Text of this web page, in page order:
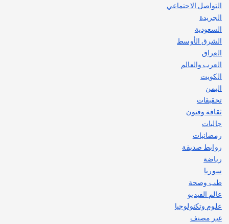
التواصل الاجتماعي
الجريدة
السعودية
الشرق الأوسط
العراق
العرب والعالم
الكويت
اليمن
تحقيقات
ثقافة وفنون
جاليات
رمضانيات
روابط صديقة
رياضة
سوريا
طب وصحة
عالم الفيديو
علوم وتكنولوجيا
غير مصنف